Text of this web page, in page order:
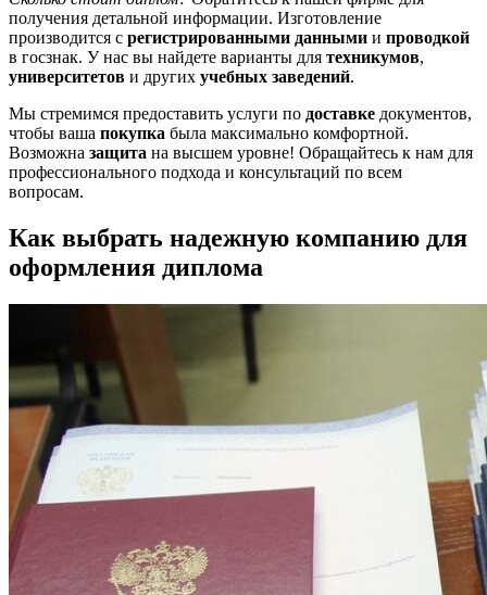
получения детальной информации. Изготовление
производится с регистрированными данными и проводкой
в госзнак. У нас вы найдете варианты для техникумов,
университетов и других учебных заведений.
Мы стремимся предоставить услуги по доставке документов,
чтобы ваша покупка была максимально комфортной.
Возможна защита на высшем уровне! Обращайтесь к нам для
профессионального подхода и консультаций по всем
вопросам.
Как выбрать надежную компанию для
оформления диплома